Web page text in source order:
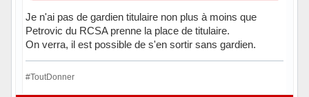
Je n'ai pas de gardien titulaire non plus à moins que
Petrovic du RCSA prenne la place de titulaire.
On verra, il est possible de s'en sortir sans gardien.
#ToutDonner